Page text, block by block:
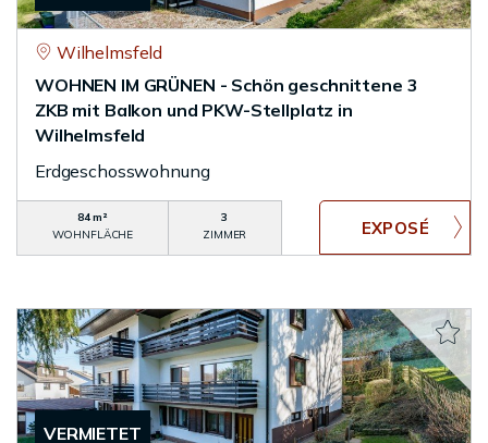
Wilhelmsfeld
WOHNEN IM GRÜNEN - Schön geschnittene 3
ZKB mit Balkon und PKW-Stellplatz in
Wilhelmsfeld
Erdgeschosswohnung
84 m²
WOHNFLÄCHE
3
ZIMMER
VERMIETET